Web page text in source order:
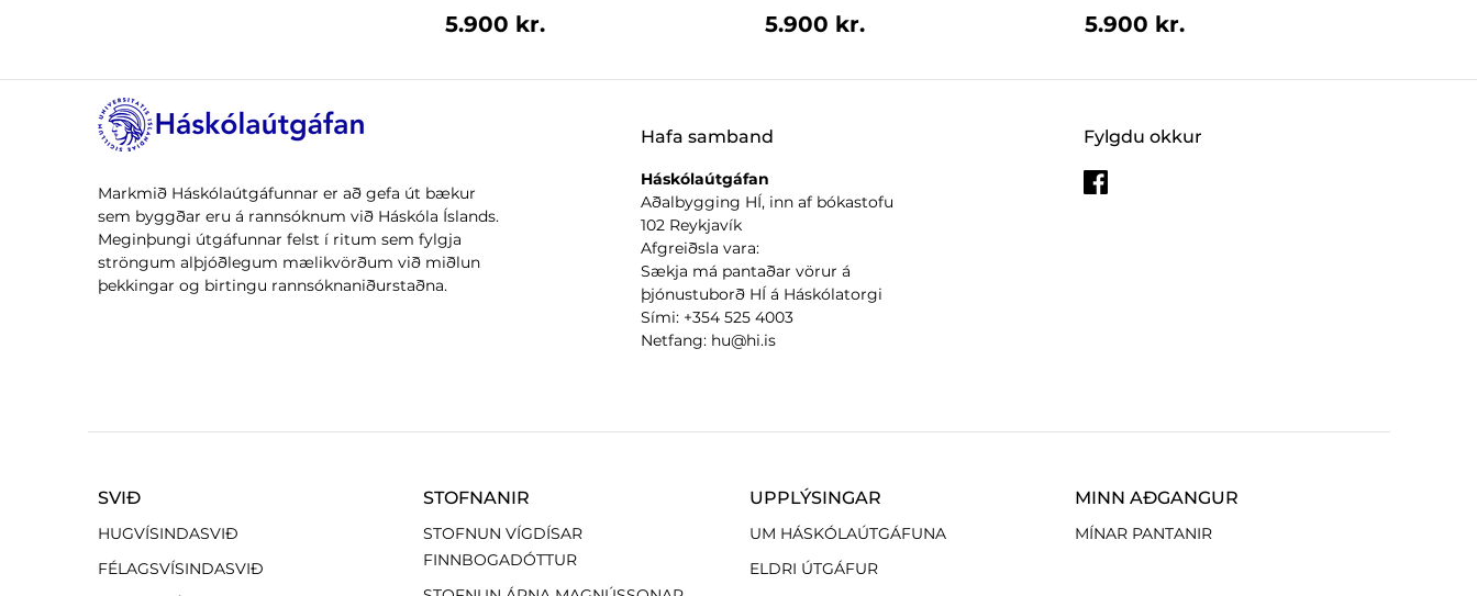
5.900 kr. 5.900 kr. 5.900 kr.
Markmið Háskólaútgáfunnar er að gefa út bækur
sem byggðar eru á rannsóknum við Háskóla Íslands.
Meginþungi útgáfunnar felst í ritum sem fylgja
ströngum alþjóðlegum mælikvörðum við miðlun
þekkingar og birtingu rannsóknaniðurstaðna.
Fylgdu okkur
Hafa samband
Háskólaútgáfan
Aðalbygging HÍ, inn af bókastofu
102 Reykjavík
Afgreiðsla vara:
Sækja má pantaðar vörur á
þjónustuborð HÍ á Háskólatorgi
Sími: +354 525 4003
Netfang: hu@hi.is
SVIÐ
HUGVÍSINDASVIÐ
FÉLAGSVÍSINDASVIÐ
STOFNANIR
STOFNUN VÍGDÍSAR
FINNBOGADÓTTUR
UPPLÝSINGAR
UM HÁSKÓLAÚTGÁFUNA
ELDRI ÚTGÁFUR
MINN AÐGANGUR
MÍNAR PANTANIR